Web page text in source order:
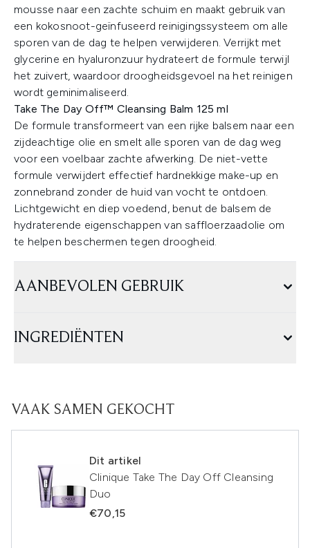
mousse naar een zachte schuim en maakt gebruik van
een kokosnoot-geïnfuseerd reinigingssysteem om alle
sporen van de dag te helpen verwijderen. Verrijkt met
glycerine en hyaluronzuur hydrateert de formule terwijl
het zuivert, waardoor droogheidsgevoel na het reinigen
wordt geminimaliseerd.
Take The Day Off™ Cleansing Balm 125 ml
De formule transformeert van een rijke balsem naar een
zijdeachtige olie en smelt alle sporen van de dag weg
voor een voelbaar zachte afwerking. De niet-vette
formule verwijdert effectief hardnekkige make-up en
zonnebrand zonder de huid van vocht te ontdoen.
Lichtgewicht en diep voedend, benut de balsem de
hydraterende eigenschappen van saffloerzaadolie om
te helpen beschermen tegen droogheid.
AANBEVOLEN GEBRUIK
INGREDIËNTEN
VAAK SAMEN GEKOCHT
Dit artikel
Clinique Take The Day Off Cleansing
Duo
€70,15